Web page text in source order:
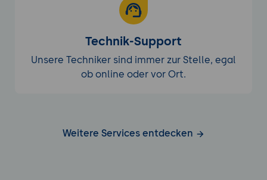
Technik-Support
Unsere Techniker sind immer zur Stelle, egal
ob online oder vor Ort.
Weitere Services entdecken